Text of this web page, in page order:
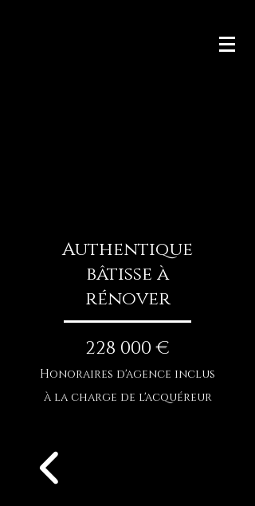
Authentique
bâtisse à
rénover
228 000 €
Honoraires d'agence inclus
à la charge de l'acquéreur